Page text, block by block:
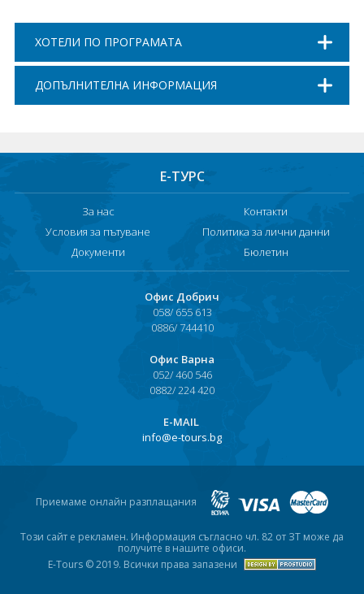
ХОТЕЛИ ПО ПРОГРАМАТА
ДОПЪЛНИТЕЛНА ИНФОРМАЦИЯ
Е-ТУРС
За нас
Контакти
Условия за пътуване
Политика за лични данни
Документи
Бюлетин
Офис Добрич
058/ 655 613
0886/ 744410
Офис Варна
052/ 460 546
0882/ 224 420
Е-MAIL
info@e-tours.bg
Приемаме онлайн разплащания
Този сайт е рекламен. Информация съгласно чл. 82 от ЗТ може да
получите в нашите офиси.
E-Tours © 2019. Всички права запазени